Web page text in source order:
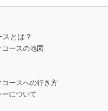
とは？
ースの地図
ースへの行き方
について